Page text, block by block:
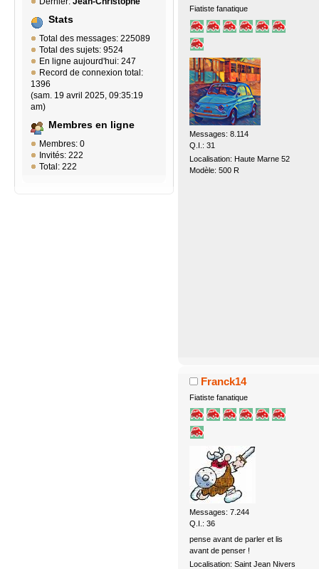
Stats
Total des messages: 225089
Total des sujets: 9524
En ligne aujourd'hui: 247
Record de connexion total:
1396
(sam. 19 avril 2025, 09:35:19
am)
Membres en ligne
Membres: 0
Invités: 222
Total: 222
Fiatiste fanatique
Messages: 8.114
Q.I.: 31
Localisation: Haute Marne 52
Modèle: 500 R
Franck14
Fiatiste fanatique
Messages: 7.244
Q.I.: 36
pense avant de parler et lis
avant de penser !
Localisation: Saint Jean Nivers